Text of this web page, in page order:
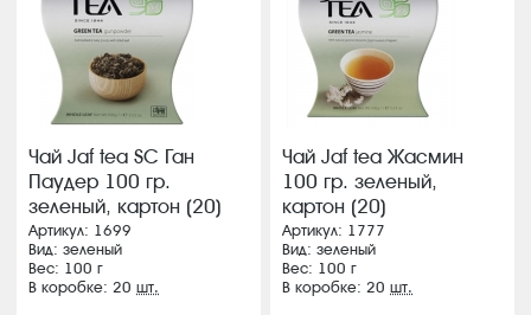
Чай Jaf tea SC Ган
Паудер 100 гр.
зеленый, картон (20)
(204)
Артикул: 1699
Вид: зеленый
Вес: 100 г
В коробке: 20шт.
Чай Jaf tea Жасмин
100 гр. зеленый,
картон (20)
Артикул: 1777
Вид: зеленый
Вес: 100 г
В коробке: 20шт.